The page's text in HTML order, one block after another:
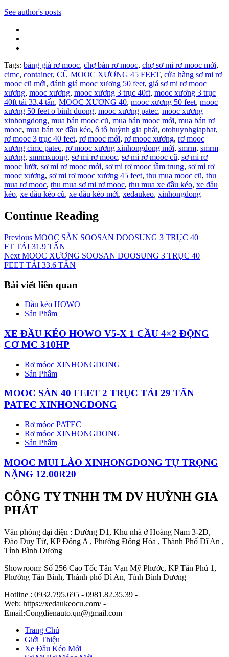
See author's posts
Tags: bảng giá rơ mooc, chợ bán rơ mooc, chợ sơ mi rơ mooc mới,
cimc, container, CŨ MOOC XƯƠNG 45 FEET, cửa hàng sơ mi rơ
mooc cũ mới, đánh giá mooc xương 50 feet, giá sơ mi rơ mooc
xương, mooc xương, mooc xương 3 trục 40ft, mooc xương 3 trục
40ft tải 33.4 tấn, MOOC XƯƠNG 40, mooc xương 50 feet, mooc
xương 50 feet o binh duong, mooc xương patec, mooc xương
xinhongdong, mua bán mooc cũ, mua bán mooc mới, mua bán rơ
mooc, mua bán xe đầu kéo, ô tô huỳnh gia phát, otohuynhgiaphat,
rơ mooc 3 trục 40 feet, rơ mooc mới, rơ mooc xương, rơ mooc
xương cimc patec, rơ mooc xương xinhongdong mới, smrm, smrm
xương, smrmxuong, sơ mi rơ mooc, sơ mi rơ mooc cũ, sơ mi rơ
mooc lướt, sơ mi rơ mooc mới, sơ mi rơ mooc tầm trung, sơ mi rơ
mooc xương, sơ mi rơ mooc xương 45 feet, thu mua mooc cũ, thu
mua rơ mooc, thu mua sơ mi rơ mooc, thu mua xe đầu kéo, xe đầu
kéo, xe đầu kéo cũ, xe đầu kéo mới, xedaukeo, xinhongdong
Continue Reading
Previous MOOC SÀN SOOSAN DOOSUNG 3 TRỤC 40
FT TẢI 31.9 TẤN
Next MOOC XƯƠNG SOOSAN DOOSUNG 3 TRỤC 40
FEET TẢI 33.6 TẤN
Bài viết liên quan
Đầu kéo HOWO
Sản Phẩm
XE ĐẦU KÉO HOWO V5-X 1 CẦU 4×2 ĐỘNG
CƠ MC 310HP
Rơ móoc XINHONGDONG
Sản Phẩm
MOOC SÀN 40 FEET 2 TRỤC TẢI 29 TẤN
PATEC XINHONGDONG
Rơ móoc PATEC
Rơ móoc XINHONGDONG
Sản Phẩm
MOOC MUI LÀO XINHONGDONG TỰ TRỌNG
NẶNG 12.00R20
CÔNG TY TNHH TM DV HUỲNH GIA
PHÁT
Văn phòng đại diện : Đường D1, Khu nhà ở Hoàng Nam 3-2D,
Đào Duy Từ, KP Đông A , Phường Đông Hòa , Thành Phố Dĩ An ,
Tỉnh Bình Dương
Showroom: Số 256 Cao Tốc Tân Vạn Mỹ Phước, KP Tân Phú 1,
Phường Tân Bình, Thành phố Dĩ An, Tỉnh Bình Dương
Hotline : 0932.795.695 - 0981.82.35.39 -
Web: https://xedaukeocu.com/ -
Email:Congdienauto.qn@gmail.com
Trang Chủ
Giới Thiệu
Xe Đầu Kéo Mới